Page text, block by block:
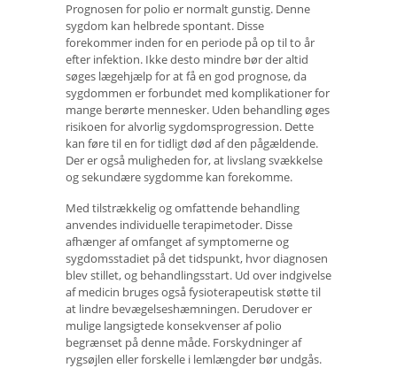
Prognosen for polio er normalt gunstig. Denne
sygdom kan helbrede spontant. Disse
forekommer inden for en periode på op til to år
efter infektion. Ikke desto mindre bør der altid
søges lægehjælp for at få en god prognose, da
sygdommen er forbundet med komplikationer for
mange berørte mennesker. Uden behandling øges
risikoen for alvorlig sygdomsprogression. Dette
kan føre til en for tidligt død af den pågældende.
Der er også muligheden for, at livslang svækkelse
og sekundære sygdomme kan forekomme.
Med tilstrækkelig og omfattende behandling
anvendes individuelle terapimetoder. Disse
afhænger af omfanget af symptomerne og
sygdomsstadiet på det tidspunkt, hvor diagnosen
blev stillet, og behandlingsstart. Ud over indgivelse
af medicin bruges også fysioterapeutisk støtte til
at lindre bevægelseshæmningen. Derudover er
mulige langsigtede konsekvenser af polio
begrænset på denne måde. Forskydninger af
rygsøjlen eller forskelle i lemlængder bør undgås.